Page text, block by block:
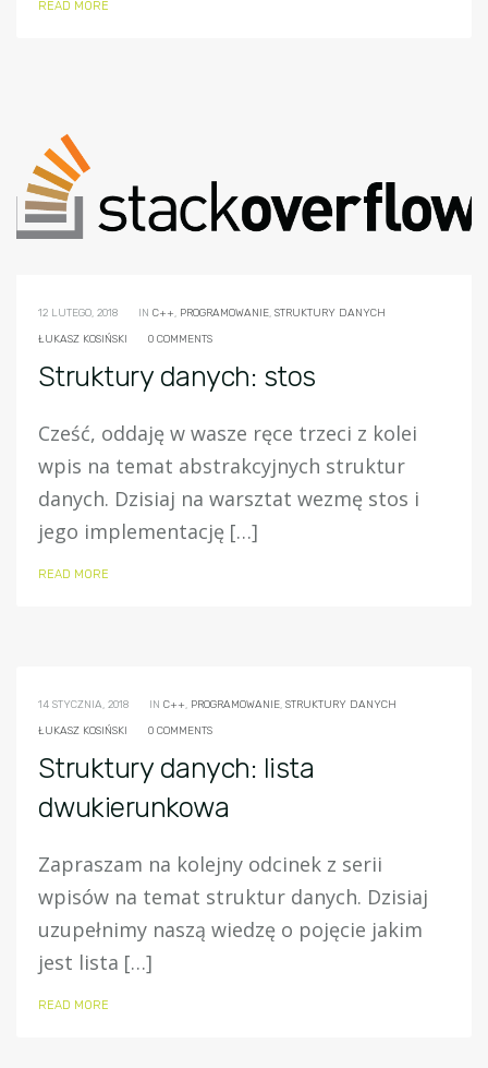
READ MORE
12 LUTEGO, 2018 IN C++, PROGRAMOWANIE, STRUKTURY DANYCH
ŁUKASZ KOSIŃSKI
0 COMMENTS
Struktury danych: stos
Cześć, oddaję w wasze ręce trzeci z kolei
wpis na temat abstrakcyjnych struktur
danych. Dzisiaj na warsztat wezmę stos i
jego implementację […]
READ MORE
14 STYCZNIA, 2018 IN C++, PROGRAMOWANIE, STRUKTURY DANYCH
ŁUKASZ KOSIŃSKI
0 COMMENTS
Struktury danych: lista
dwukierunkowa
Zapraszam na kolejny odcinek z serii
wpisów na temat struktur danych. Dzisiaj
uzupełnimy naszą wiedzę o pojęcie jakim
jest lista […]
READ MORE